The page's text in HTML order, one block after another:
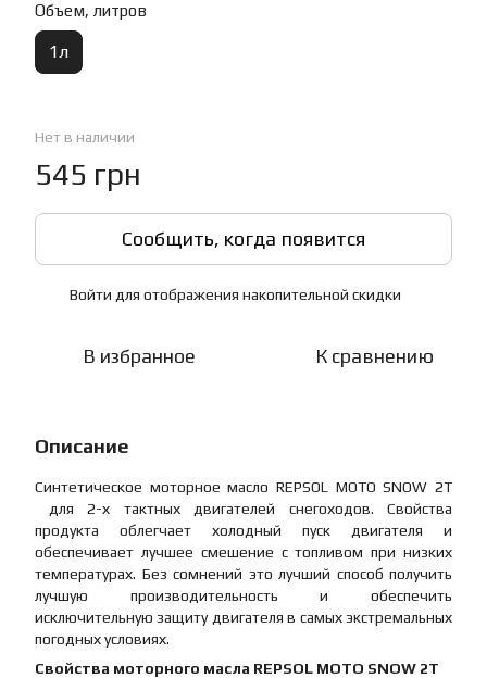
Объем, литров
1л
Нет в наличии
545 грн
Сообщить, когда появится
Войти для отображения накопительной скидки
В избранное К сравнению
Описание
Синтетическое моторное масло REPSOL MOTO SNOW 2T
для 2-х тактных двигателей снегоходов. Свойства
продукта облегчает холодный пуск двигателя и
обеспечивает лучшее смешение с топливом при низких
температурах. Без сомнений это лучший способ получить
лучшую производительность и обеспечить
исключительную защиту двигателя в самых экстремальных
погодных условиях.
Свойства моторного масла REPSOL MOTO SNOW 2T